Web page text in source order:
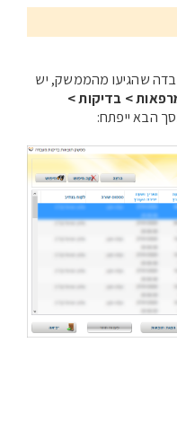
שהגיעו מהממשק, יש
> בדיקות >
הבא ייפתח: